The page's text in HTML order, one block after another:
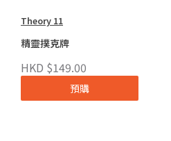
Theory 11
精靈撲克牌
HKD $149.00
預購